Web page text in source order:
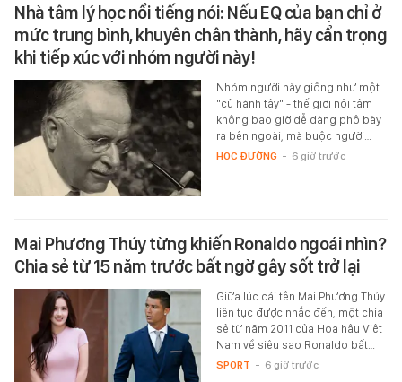
Nhà tâm lý học nổi tiếng nói: Nếu EQ của bạn chỉ ở
mức trung bình, khuyên chân thành, hãy cẩn trọng
khi tiếp xúc với nhóm người này!
Nhóm người này giống như một
"củ hành tây" - thế giới nội tâm
không bao giờ dễ dàng phô bày
ra bên ngoài, mà buộc người…
HỌC ĐƯỜNG - 6 giờ trước
Mai Phương Thúy từng khiến Ronaldo ngoái nhìn?
Chia sẻ từ 15 năm trước bất ngờ gây sốt trở lại
Giữa lúc cái tên Mai Phương Thúy
liên tục được nhắc đến, một chia
sẻ từ năm 2011 của Hoa hậu Việt
Nam về siêu sao Ronaldo bất…
SPORT - 6 giờ trước